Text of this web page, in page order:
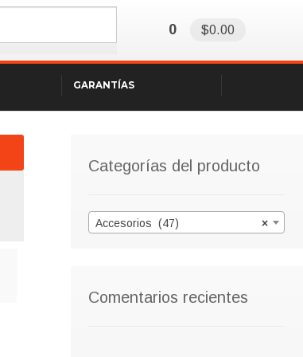
0 $0.00
GARANTÍAS
Categorías del producto
×
Accesorios (47)
Comentarios recientes